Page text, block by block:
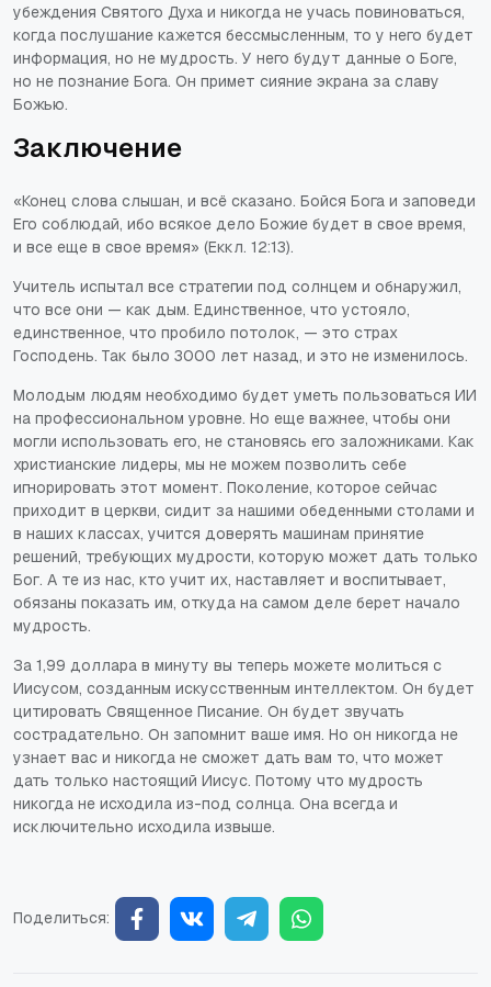
убеждения Святого Духа и никогда не учась повиноваться,
когда послушание кажется бессмысленным, то у него будет
информация, но не мудрость. У него будут данные о Боге,
но не познание Бога. Он примет сияние экрана за славу
Божью.
Заключение
«Конец слова слышан, и всё сказано. Бойся Бога и заповеди
Его соблюдай, ибо всякое дело Божие будет в свое время,
и все еще в свое время» (Еккл. 12:13).
Учитель испытал все стратегии под солнцем и обнаружил,
что все они — как дым. Единственное, что устояло,
единственное, что пробило потолок, — это страх
Господень. Так было 3000 лет назад, и это не изменилось.
Молодым людям необходимо будет уметь пользоваться ИИ
на профессиональном уровне. Но еще важнее, чтобы они
могли использовать его, не становясь его заложниками. Как
христианские лидеры, мы не можем позволить себе
игнорировать этот момент. Поколение, которое сейчас
приходит в церкви, сидит за нашими обеденными столами и
в наших классах, учится доверять машинам принятие
решений, требующих мудрости, которую может дать только
Бог. А те из нас, кто учит их, наставляет и воспитывает,
обязаны показать им, откуда на самом деле берет начало
мудрость.
За 1,99 доллара в минуту вы теперь можете молиться с
Иисусом, созданным искусственным интеллектом. Он будет
цитировать Священное Писание. Он будет звучать
сострадательно. Он запомнит ваше имя. Но он никогда не
узнает вас и никогда не сможет дать вам то, что может
дать только настоящий Иисус. Потому что мудрость
никогда не исходила из-под солнца. Она всегда и
исключительно исходила извыше.
Поделиться: